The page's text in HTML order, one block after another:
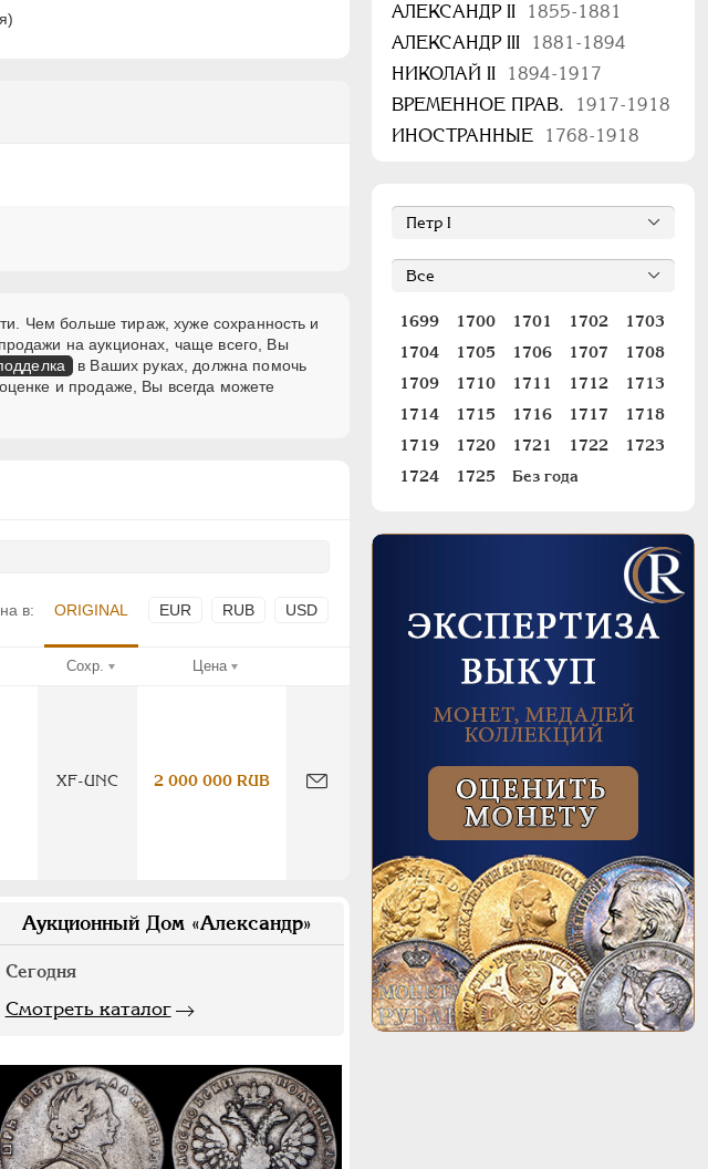
Чем больше тираж, хуже сохранность и
на аукционах, чаще всего, Вы
в Ваших руках, должна помочь
и продаже, Вы всегда можете
в: ORIGINAL EUR RUB USD
Сохр. Цена
XF-UNC 2 000 000 RUB
Аукционный Дом «Александр»
Сегодня
Смотреть каталог
АЛЕКСАНДР II
1855-1881
АЛЕКСАНДР III
1881-1894
НИКОЛАЙ II
1894-1917
ВРЕМЕННОЕ ПРАВ.
1917-1918
ИНОСТРАННЫЕ
1768-1918
1699 1700 1701 1702
1703
1704
1705 1706 1707
1708
1709
1710 1711 1712
1713
1714
1715 1716 1717
1718
1719
1720 1721 1722
1723
1724
1725 Без года